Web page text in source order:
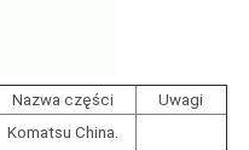
Nazwa części
Uwagi
Komatsu China.